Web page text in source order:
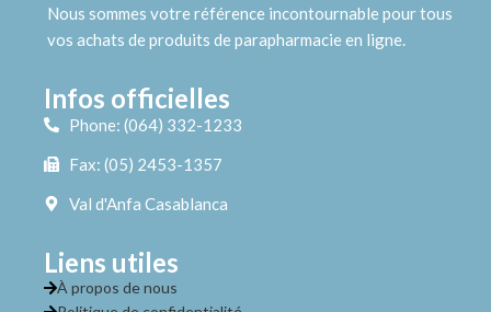
Nous sommes votre référence incontournable pour tous
vos achats de produits de parapharmacie en ligne.
Infos officielles
Phone: (064) 332-1233
Fax: (05) 2453-1357
Val d'Anfa Casablanca
Liens utiles
À propos de nous